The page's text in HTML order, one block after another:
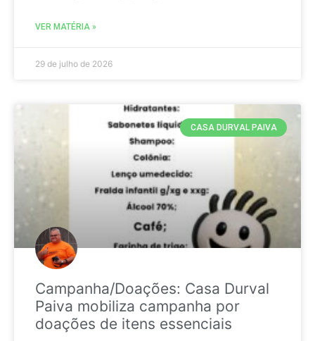
VER MATÉRIA »
29 de julho de 2026
CASA DURVAL PAIVA
Campanha/Doações: Casa Durval
Paiva mobiliza campanha por
doações de itens essenciais